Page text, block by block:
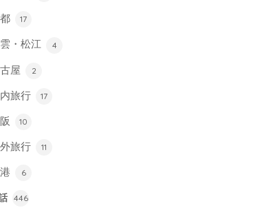
17
・松江 4
屋 2
旅行 17
10
旅行 11
6
446